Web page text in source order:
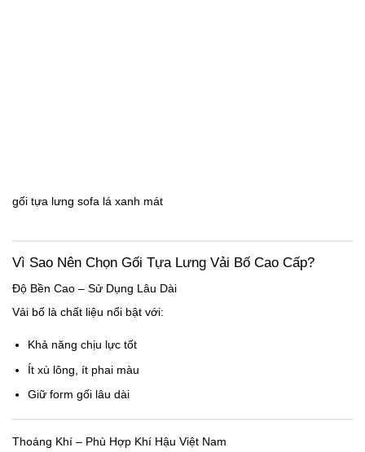
gối tựa lưng sofa lá xanh mát
Vì Sao Nên Chọn Gối Tựa Lưng Vải Bố Cao Cấp?
Độ Bền Cao – Sử Dụng Lâu Dài
Vải bố là chất liệu nổi bật với:
Khả năng chịu lực tốt
Ít xù lông, ít phai màu
Giữ form gối lâu dài
Thoáng Khí – Phù Hợp Khí Hậu Việt Nam